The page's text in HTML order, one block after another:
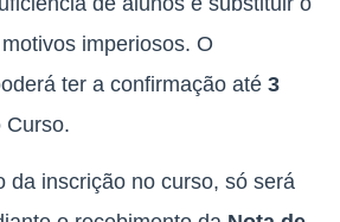
imperiosos. O
ter a confirmação até 3
Curso.
da inscrição no curso, só será